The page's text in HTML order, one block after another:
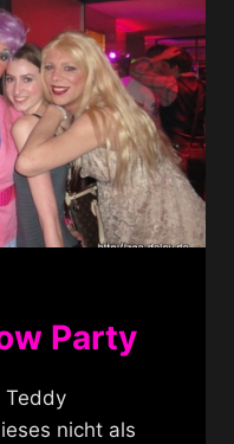
Party
Teddy
nicht als